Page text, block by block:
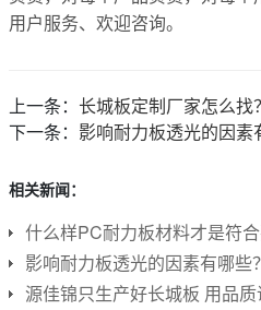
用户服务、欢迎咨询。
上一条： 长城板定制厂家怎么找
下一条： 影响耐力板透光的因素
相关新闻：
什么样PC耐力板材料才是符合
影响耐力板透光的因素有哪些？
源佳锦只生产好长城板 用品